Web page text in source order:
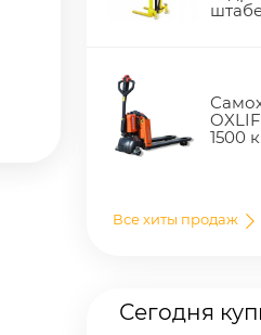
1500
Все хиты продаж
Сегодня